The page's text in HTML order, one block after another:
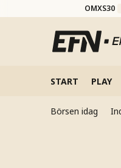
OMXS30
START PLAY
Börsen idag